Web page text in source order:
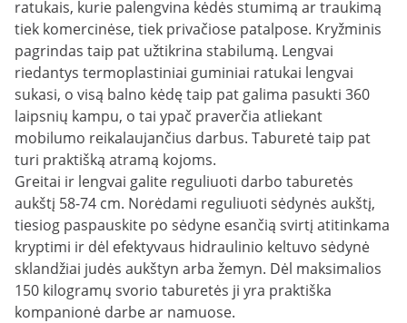
ratukais, kurie palengvina kėdės stumimą ar traukimą
tiek komercinėse, tiek privačiose patalpose. Kryžminis
pagrindas taip pat užtikrina stabilumą. Lengvai
riedantys termoplastiniai guminiai ratukai lengvai
sukasi, o visą balno kėdę taip pat galima pasukti 360
laipsnių kampu, o tai ypač praverčia atliekant
mobilumo reikalaujančius darbus. Taburetė taip pat
turi praktišką atramą kojoms.
Greitai ir lengvai galite reguliuoti darbo taburetės
aukštį 58-74 cm. Norėdami reguliuoti sėdynės aukštį,
tiesiog paspauskite po sėdyne esančią svirtį atitinkama
kryptimi ir dėl efektyvaus hidraulinio keltuvo sėdynė
sklandžiai judės aukštyn arba žemyn. Dėl maksimalios
150 kilogramų svorio taburetės ji yra praktiška
kompanionė darbe ar namuose.